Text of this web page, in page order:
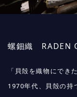
螺鈿織 RADEN
「貝殻を織物にでき
1970年代、貝殻の持